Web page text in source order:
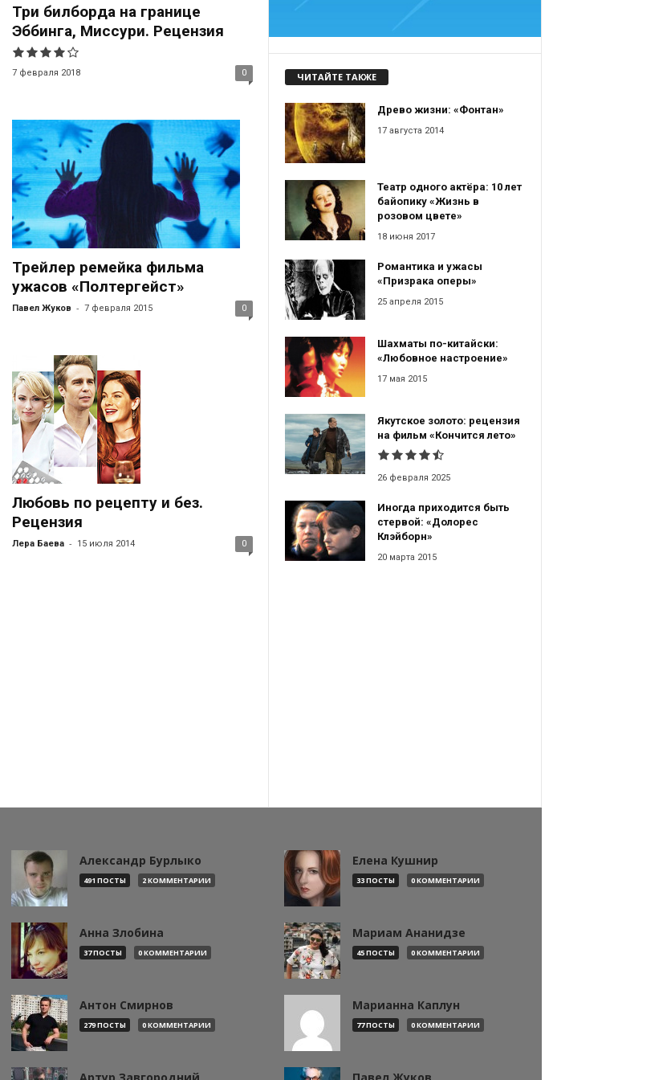
Три билборда на границе
Эббинга, Миссури. Рецензия
7 февраля 2018 0
Трейлер ремейка фильма
ужасов «Полтергейст»
Павел Жуков - 7 февраля 2015 0
Любовь по рецепту и без.
Рецензия
Лера Баева - 15 июля 2014 0
ЧИТАЙТЕ ТАКЖЕ
Древо жизни: «Фонтан»
17 августа 2014
Театр одного актёра: 10 лет
байопику «Жизнь в
розовом цвете»
18 июня 2017
Романтика и ужасы
«Призрака оперы»
25 апреля 2015
Шахматы по-китайски:
«Любовное настроение»
17 мая 2015
Якутское золото: рецензия
на фильм «Кончится лето»
26 февраля 2025
Иногда приходится быть
стервой: «Долорес
Клэйборн»
20 марта 2015
Александр Бурлыко
491 ПОСТЫ 2 КОММЕНТАРИИ
Анна Злобина
37 ПОСТЫ 0 КОММЕНТАРИИ
Антон Смирнов
279 ПОСТЫ 0 КОММЕНТАРИИ
Елена Кушнир
33 ПОСТЫ 0 КОММЕНТАРИИ
Мариам Ананидзе
45 ПОСТЫ 0 КОММЕНТАРИИ
Марианна Каплун
77 ПОСТЫ 0 КОММЕНТАРИИ